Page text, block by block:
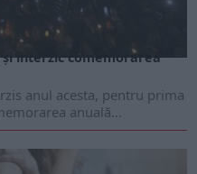
interzic comemorarea
anul acesta, pentru prima
anuală...